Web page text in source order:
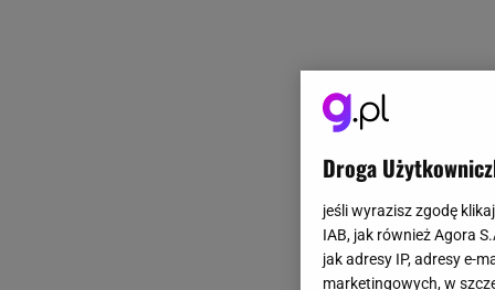
Droga
jeśli wyrazisz zgodę
IAB, jak również Agora
jak adresy IP, adresy e-
marketingowych, w